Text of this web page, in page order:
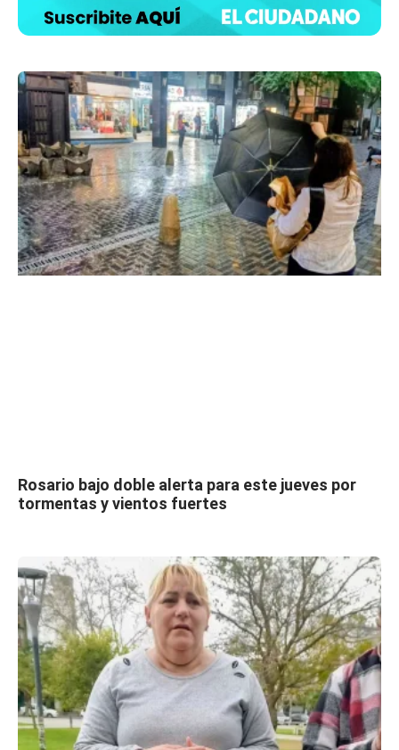
Rosario bajo doble alerta para este jueves por
tormentas y vientos fuertes